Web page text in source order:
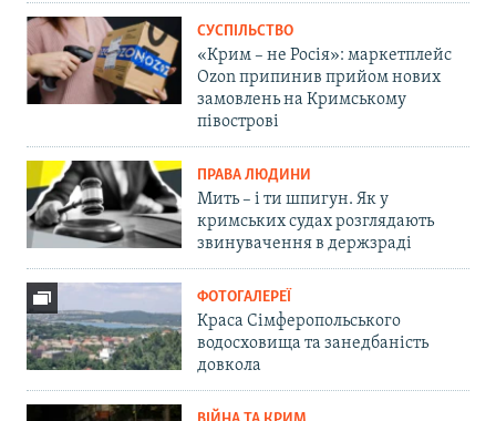
СУСПІЛЬСТВО
«Крим – не Росія»: маркетплейс
Ozon припинив прийом нових
замовлень на Кримському
півострові
ПРАВА ЛЮДИНИ
Мить – і ти шпигун. Як у
кримських судах розглядають
звинувачення в держзраді
ФОТОГАЛЕРЕЇ
Краса Сімферопольського
водосховища та занедбаність
довкола